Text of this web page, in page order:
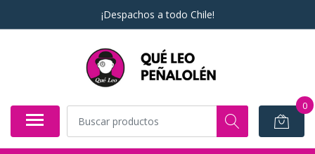
¡Despachos a todo Chile!
0